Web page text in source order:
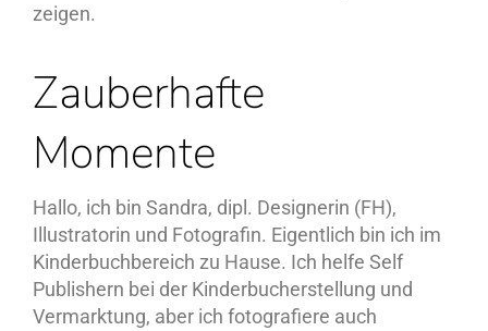
zeigen.
Zauberhafte
Momente
Hallo, ich bin Sandra, dipl. Designerin (FH),
Illustratorin und Fotografin. Eigentlich bin ich im
Kinderbuchbereich zu Hause. Ich helfe Self
Publishern bei der Kinderbucherstellung und
Vermarktung, aber ich fotografiere auch